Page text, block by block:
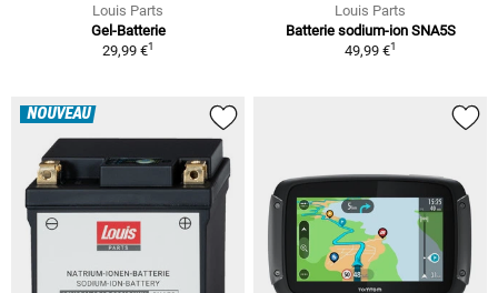
Louis Parts
Gel-Batterie
29,99 €1
Louis Parts
Batterie sodium-ion SNA5S
49,99 €1
NOUVEAU